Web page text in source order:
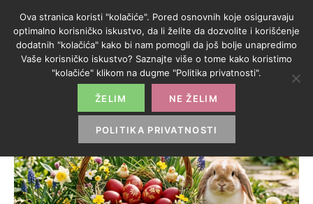
Ova stranica koristi "kolačiće". Pored osnovnih koje osiguravaju
optimalno korisničko iskustvo, da li želite da dozvolite i korišćenje
dodatnih "kolačića" kako bi nam pomogli da još bolje unapredimo
Vaše korisničko iskustvo? Saznajte više o tome kako koristimo
"kolačiće" klikom na dugme "Politika privatnosti".
ŽELIM NE ŽELIM
POLITIKA PRIVATNOSTI